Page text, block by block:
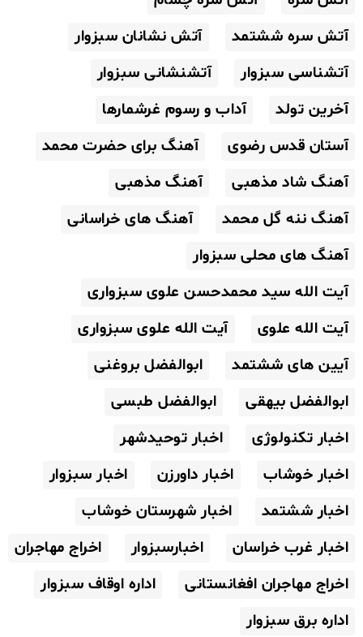
آتش سره ششتمد
آتش نشانان سبزوار
آتشناسی سبزوار
آتشنشانی سبزوار
آخرین تولد
آداب و رسوم غرشمارها
آستان قدس رضوی
آهنگ برای حضرت محمد
آهنگ شاد مذهبی
آهنگ مذهبی
آهنگ ننه گل محمد
آهنگ های خراسانی
آهنگ های محلی سبزوار
آیت الله سید محمدحسن علوی سبزواری
آیت الله علوی
آیت الله علوی سبزواری
آیین های ششتمد
ابوالفضل بروغنی
ابوالفضل بیهقی
ابوالفضل طبسی
اخبار تکنولوژی
اخبار توحیدشهر
اخبار خوشاب
اخبار داورزن
اخبار سبزوار
اخبار ششتمد
اخبار شهرستان خوشاب
اخبار غرب خراسان
اخبارسبزوار
اخراج مهاجران
اخراج مهاجران افغانستانی
اداره اوقاف سبزوار
اداره برق سبزوار